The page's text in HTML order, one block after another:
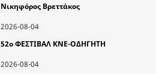
Νικηφόρος Βρεττάκος
2026-08-04
52o ΦΕΣΤΙΒΑΛ ΚΝΕ-ΟΔΗΓΗΤΗ
2026-08-04